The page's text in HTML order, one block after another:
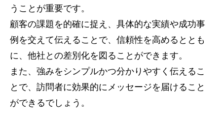
うことが重要です。
顧客の課題を的確に捉え、具体的な実績や成功事
例を交えて伝えることで、信頼性を高めるととも
に、他社との差別化を図ることができます。
また、強みをシンプルかつ分かりやすく伝えるこ
とで、訪問者に効果的にメッセージを届けること
ができるでしょう。